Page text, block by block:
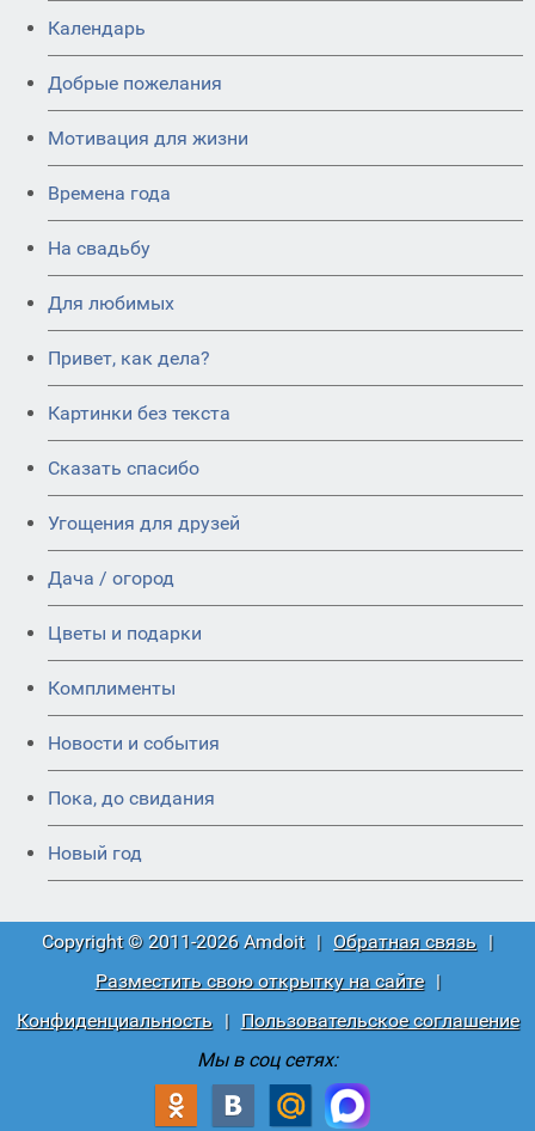
Календарь
Добрые пожелания
Мотивация для жизни
Времена года
На свадьбу
Для любимых
Привет, как дела?
Картинки без текста
Сказать спасибо
Угощения для друзей
Дача / огород
Цветы и подарки
Комплименты
Новости и события
Пока, до свидания
Новый год
Copyright © 2011-2026 Amdoit | Обратная связь |
Разместить свою открытку на сайте
|
Конфиденциальность
|
Пользовательское соглашение
Мы в соц сетях: